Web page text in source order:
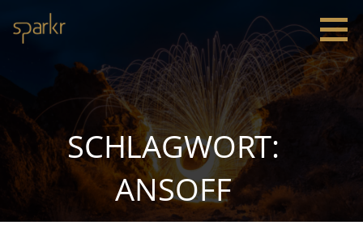
Inhalt
springen
Leadership
SCHLAGWORT:
ANSOFF